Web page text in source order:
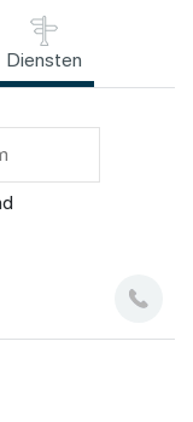
Diensten